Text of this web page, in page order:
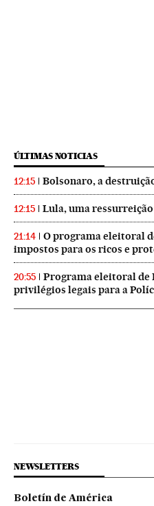
ÚLTIMAS NOTICIAS
12:15 Bolsonaro, a
12:15 Lula, uma ressurreição
21:14
O programa eleitoral
impostos para os ricos e
20:55
Programa eleitoral de
privilégios legais para a
NEWSLETTERS
Boletín de América